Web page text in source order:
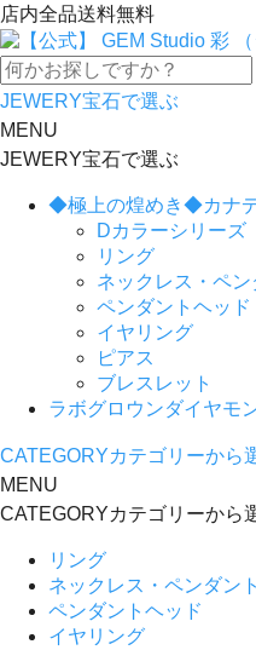
店内全品送料無料
JEWERY宝石で選ぶ
MENU
JEWERY宝石で選ぶ
◆極上の煌めき◆カナ
Dカラーシリーズ
リング
ネックレス・ペン
ペンダントヘッド
イヤリング
ピアス
ブレスレット
ラボグロウンダイヤモ
CATEGORYカテゴリーから
MENU
CATEGORYカテゴリーから
リング
ネックレス・ペンダント
ペンダントヘッド
イヤリング